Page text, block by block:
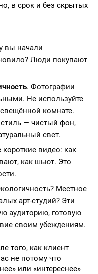
в срок и без скрытых
вы начали
Люди покупают
. Фотографии
Не используйте
комнате.
— чистый фон,
свет.
короткие видео: как
как шьют. Это
Местное
арт-студий? Эти
аудиторию, готовую
своим убеждениям.
того, как клиент
не потому что
или «интереснее»